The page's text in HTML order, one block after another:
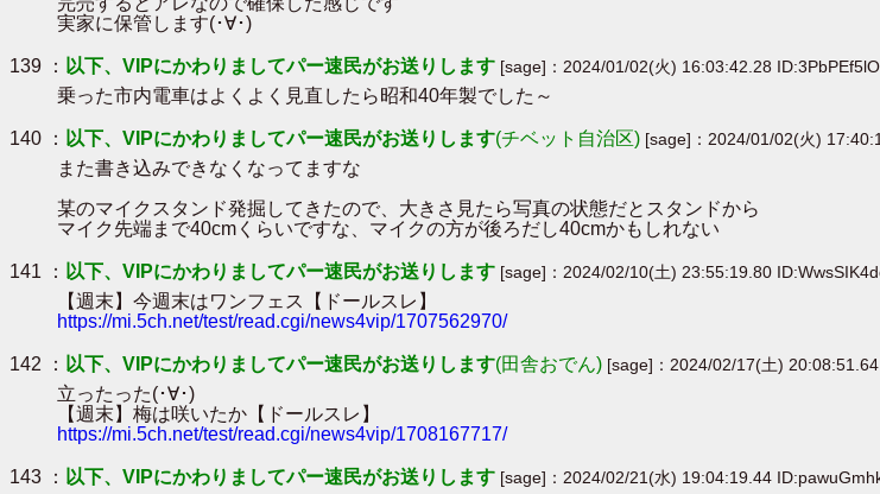
実家に保管します(･∀･)
139 ： 以下、VIPにかわりましてパー速民がお送りします [sage]：2024/01/02(火) 16:03:42.28 ID:3PbPEf5lO
乗った市内電車はよくよく見直したら昭和40年製でした～
140 ： 以下、VIPにかわりましてパー速民がお送りします(チベット自治区) [sage]：2024/01/02(火)
また書き込みできなくなってますな
某のマイクスタンド発掘してきたので、大きさ見たら写真の状態だとスタンドから
マイク先端まで40cmくらいですな、マイクの方が後ろだし40cmかもしれない
141 ： 以下、VIPにかわりましてパー速民がお送りします [sage]：2024/02/10(土) 23:55:19.80
【週末】今週末はワンフェス【ドールスレ】
https://mi.5ch.net/test/read.cgi/news4vip/1707562970/
142 ： 以下、VIPにかわりましてパー速民がお送りします(田舎おでん) [sage]：2024/02/17(土)
立ったった(･∀･)
【週末】梅は咲いたか【ドールスレ】
https://mi.5ch.net/test/read.cgi/news4vip/1708167717/
143 ： 以下、VIPにかわりましてパー速民がお送りします [sage]：2024/02/21(水) 19:04:19.44